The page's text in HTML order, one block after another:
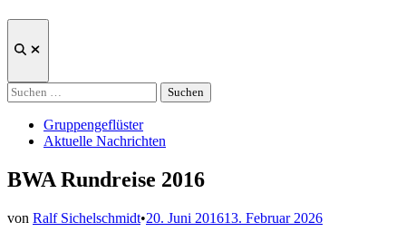
Suche
Suchen
nach:
Veröffentlicht
Gruppengeflüster
Aktuelle Nachrichten
BWA Rundreise 2016
von Ralf Sichelschmidt•20. Juni 201613. Februar 2026